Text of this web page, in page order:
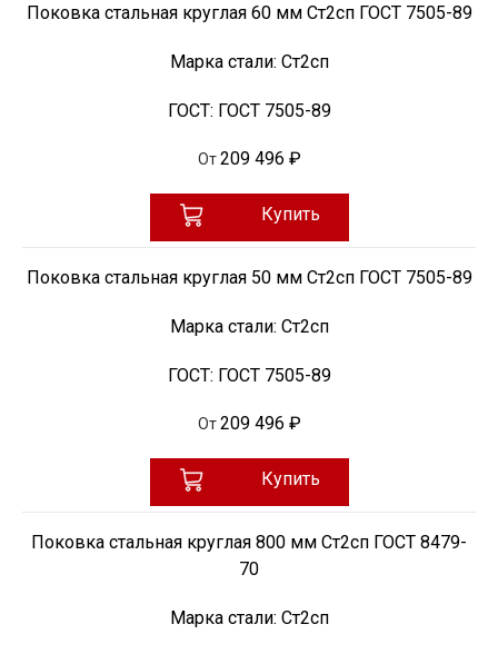
Поковка стальная круглая 60 мм Ст2сп ГОСТ 7505-89
Марка стали: Ст2сп
ГОСТ: ГОСТ 7505-89
От 209 496 ₽
Купить
Поковка стальная круглая 50 мм Ст2сп ГОСТ 7505-89
Марка стали: Ст2сп
ГОСТ: ГОСТ 7505-89
От 209 496 ₽
Купить
Поковка стальная круглая 800 мм Ст2сп ГОСТ 8479-
70
Марка стали: Ст2сп